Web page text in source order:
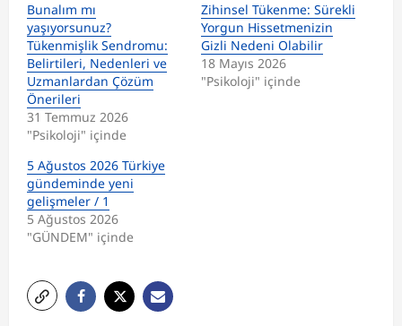
Bunalım mı
yaşıyorsunuz?
Tükenmişlik Sendromu:
Belirtileri, Nedenleri ve
Uzmanlardan Çözüm
Önerileri
31 Temmuz 2026
"Psikoloji" içinde
Zihinsel Tükenme: Sürekli
Yorgun Hissetmenizin
Gizli Nedeni Olabilir
18 Mayıs 2026
"Psikoloji" içinde
5 Ağustos 2026 Türkiye
gündeminde yeni
gelişmeler / 1
5 Ağustos 2026
"GÜNDEM" içinde